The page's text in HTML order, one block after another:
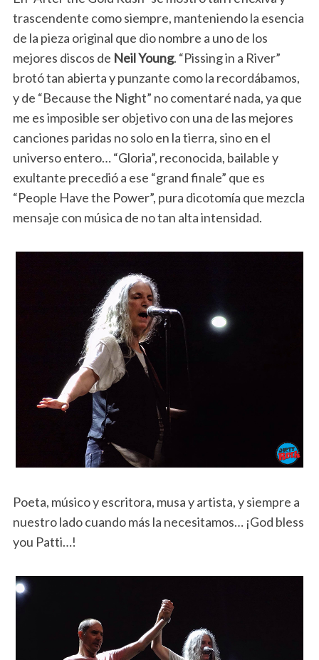
trascendente como siempre, manteniendo la esencia
de la pieza original que dio nombre a uno de los
mejores discos de Neil Young. “Pissing in a River”
brotó tan abierta y punzante como la recordábamos,
y de “Because the Night” no comentaré nada, ya que
me es imposible ser objetivo con una de las mejores
canciones paridas no solo en la tierra, sino en el
universo entero… “Gloria”, reconocida, bailable y
exultante precedió a ese “grand finale” que es
“People Have the Power”, pura dicotomía que mezcla
mensaje con música de no tan alta intensidad.
Poeta, músico y escritora, musa y artista, y siempre a
nuestro lado cuando más la necesitamos… ¡God bless
you Patti…!